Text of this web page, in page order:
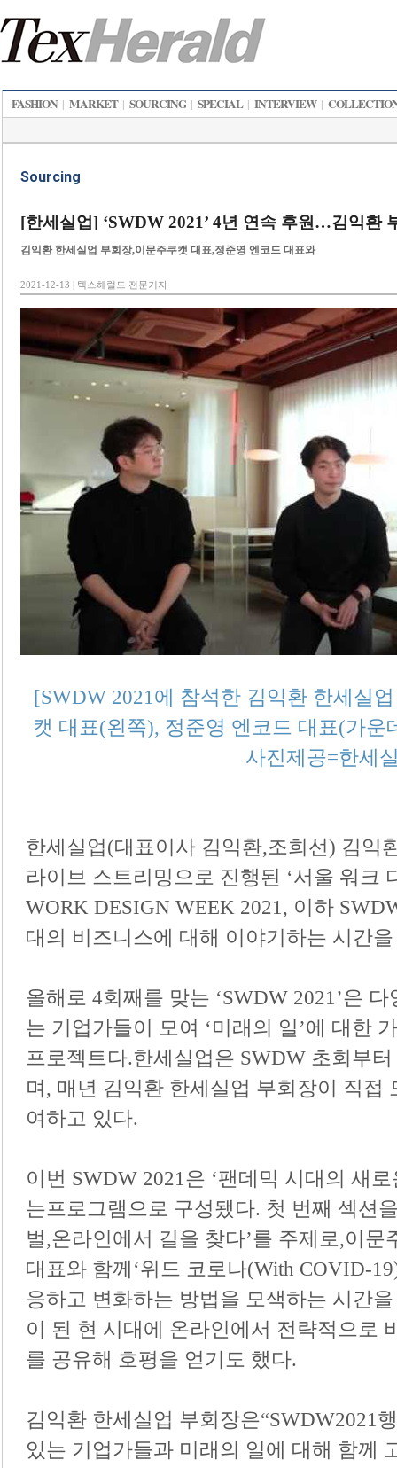
FASHION | MARKET | SOURCING | SPECIAL | INTERVIEW |
Sourcing
[한세실업] ‘SWDW 2021’ 4년 연속 후원…김익환
김익환 한세실업 부회장,이문주쿠캣 대표,정준영 엔코드 대표와
2021-12-13 | 텍스헤럴드 전문기자
[SWDW 2021 에 참석한 김익환 한세실
캣 대표(왼쪽), 정준영 엔코드 대표(가운
사진제공=한세
한세실업(대표이사 김익환,조희선) 김익
라이브 스트리밍으로 진행된 ‘서울 워크
WORK DESIGN WEEK 2021, 이하
대의 비즈니스에 대해 이야기하는 시간
올해로 4회째를 맞는 ‘SWDW 2021’은 다
는 기업가들이 모여 ‘미래의 일 ’에 대한
프로젝트다.한세실업은 SWDW 초회부
며 , 매년 김익환 한세실업 부회장이 직접
여하고 있다.
이번 SWDW 2021은 ‘팬데믹 시대의 새
는프로그램으로 구성됐다. 첫 번째 섹션
벌,온라인에서 길을 찾다’를 주제로,이문
대표와 함께 ‘위드 코로나(With COVID-
응하고 변화하는 방법을 모색하는 시간
이 된 현 시대에 온라인에서 전략적으로
를 공유해 호평을 얻기도 했다.
김익환 한세실업 부회장은“SWDW2021
있는 기업가들과 미래의 일에 대해 함께